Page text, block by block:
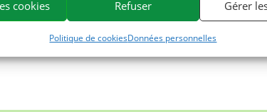
cookies Refuser Gérer
Politique de cookiesDonnées personnelles